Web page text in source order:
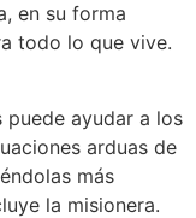
en su forma
todo lo que vive.
puede ayudar a los
arduas de
más
la misionera.